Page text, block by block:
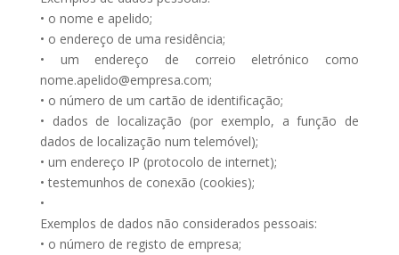
• o nome e apelido;
• o endereço de uma residência;
• um endereço de correio eletrónico como
nome.apelido@empresa.com;
• o número de um cartão de identificação;
• dados de localização (por exemplo, a função de
dados de localização num telemóvel);
• um endereço IP (protocolo de internet);
• testemunhos de conexão (cookies);
•
Exemplos de dados não considerados pessoais:
• o número de registo de empresa;